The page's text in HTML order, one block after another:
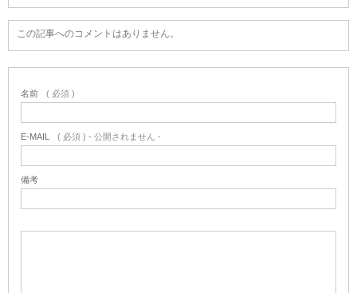
この記事へのコメントはありません。
名前 ( 必須 )
E-MAIL ( 必須 ) - 公開されません -
備考